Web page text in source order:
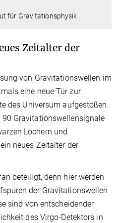
für Gravitationsphysik
Zeitalter der
von Gravitationswellen im
eine neue Tür zur
des Universum aufgestoßen.
Gravitationswellensignale
Löchern und
neues Zeitalter der
beteiligt, denn hier werden
der Gravitationswellen
sind von entscheidender
des Virgo-Detektors in